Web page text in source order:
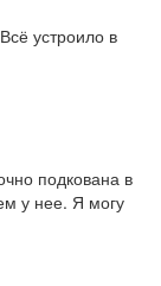
устроило в
подкована в
у нее. Я могу